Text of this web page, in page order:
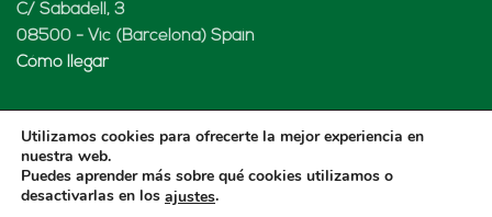
C/ Sabadell, 3
08500 - Vic (Barcelona) Spain
Cómo llegar
LENARD MX, S de RL de CV
Rio Atoyac 30. Parque Industrial Empresarial
Utilizamos cookies para ofrecerte la mejor experiencia en
nuestra web.
Puedes aprender más sobre qué cookies utilizamos o
desactivarlas en los ajustes.